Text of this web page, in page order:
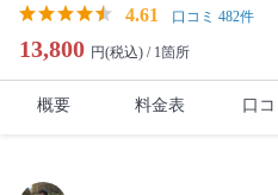
4.61 口コミ 482件
13,800 円(税込) / 1箇所
概要 料金表 口コ